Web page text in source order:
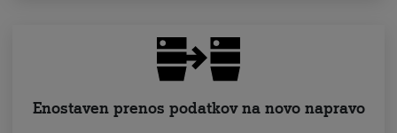
Enostaven prenos podatkov na novo napravo